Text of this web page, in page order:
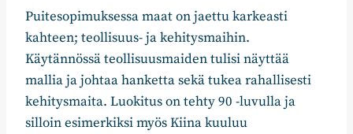
Puitesopimuksessa maat on jaettu karkeasti
kahteen; teollisuus- ja kehitysmaihin.
Käytännössä teollisuusmaiden tulisi näyttää
mallia ja johtaa hanketta sekä tukea rahallisesti
kehitysmaita. Luokitus on tehty 90 -luvulla ja
silloin esimerkiksi myös Kiina kuuluu